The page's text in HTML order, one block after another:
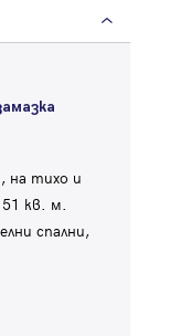
на тихо и
кв. м.
спални,